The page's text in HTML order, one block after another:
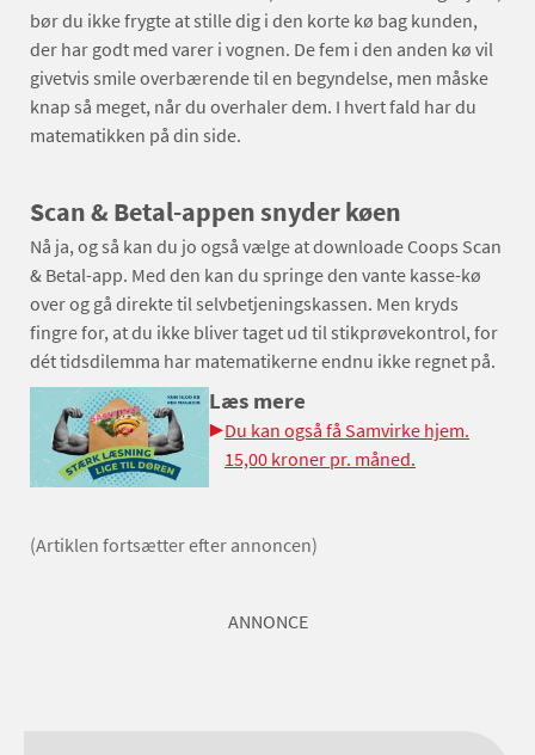
bør du ikke frygte at stille dig i den korte kø bag kunden,
der har godt med varer i vognen. De fem i den anden kø vil
givetvis smile overbærende til en begyndelse, men måske
knap så meget, når du overhaler dem. I hvert fald har du
matematikken på din side.
Scan & Betal-appen snyder køen
Nå ja, og så kan du jo også vælge at downloade Coops Scan
& Betal-app. Med den kan du springe den vante kasse-kø
over og gå direkte til selvbetjeningskassen. Men kryds
fingre for, at du ikke bliver taget ud til stikprøvekontrol, for
dét tidsdilemma har matematikerne endnu ikke regnet på.
Læs mere
Du kan også få Samvirke hjem.
15,00 kroner pr. måned.
(Artiklen fortsætter efter annoncen)
ANNONCE